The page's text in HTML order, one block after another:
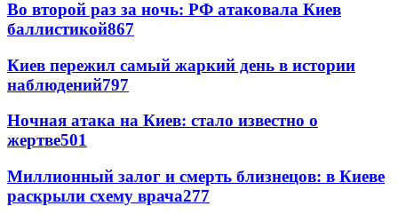
Во второй раз за ночь: РФ атаковала Киев
баллистикой867
Киев пережил самый жаркий день в истории
наблюдений797
Ночная атака на Киев: стало известно о
жертве501
Миллионный залог и смерть близнецов: в Киеве
раскрыли схему врача277